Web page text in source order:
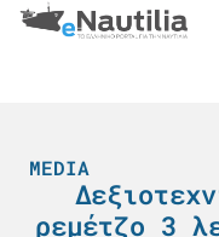
MEDIA
ρεμέτζο 3